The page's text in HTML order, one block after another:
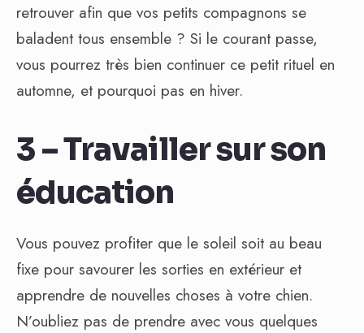
retrouver afin que vos petits compagnons se
baladent tous ensemble ? Si le courant passe,
vous pourrez très bien continuer ce petit rituel en
automne, et pourquoi pas en hiver.
3 – Travailler sur son
éducation
Vous pouvez profiter que le soleil soit au beau
fixe pour savourer les sorties en extérieur et
apprendre de nouvelles choses à votre chien.
N’oubliez pas de prendre avec vous quelques